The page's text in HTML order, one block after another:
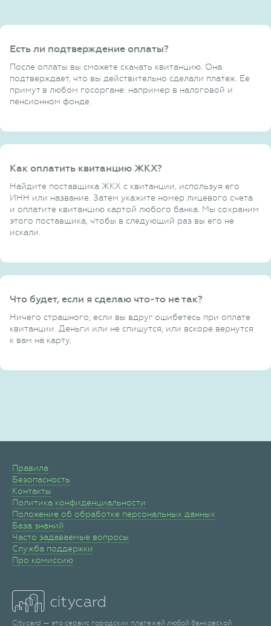
Есть ли подтверждение оплаты?
После оплаты вы сможете скачать квитанцию. Она
подтверждает, что вы действительно сделали платеж. Ее
примут в любом госоргане: например в налоговой и
пенсионном фонде.
Как оплатить квитанцию ЖКХ?
Найдите поставщика ЖКХ с квитанции, используя его
ИНН или название. Затем укажите номер лицевого счета
и оплатите квитанцию картой любого банка. Мы сохраним
этого поставщика, чтобы в следующий раз вы его не
искали.
Что будет, если я сделаю что-то не так?
Ничего страшного, если вы вдруг ошибетесь при оплате
квитанции. Деньги или не спишутся, или вскоре вернутся
к вам на карту.
Правила
Безопасность
Контакты
Политика конфиденциальности
Положение об обработке персональных данных
База знаний
Часто задаваемые вопросы
Служба поддержки
Про комиссию
Citycard — это сервис городских платежей любой банковской